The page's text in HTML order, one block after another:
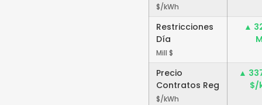
$/kWh
Restricciones
Día
Mill $
▲
Precio
Contratos Reg
$/kWh
▲
$/